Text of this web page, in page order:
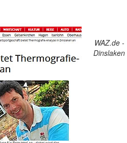
WAZ.de -
Dinslaken